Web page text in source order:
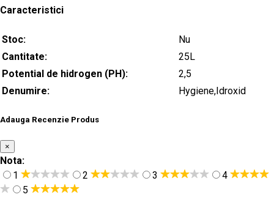
Caracteristici
Stoc:
Nu
Cantitate:
25L
Potential de hidrogen (PH):
2,5
Denumire:
Hygiene,Idroxid
Adauga Recenzie Produs
×
Nota:
1
2 3
4
5